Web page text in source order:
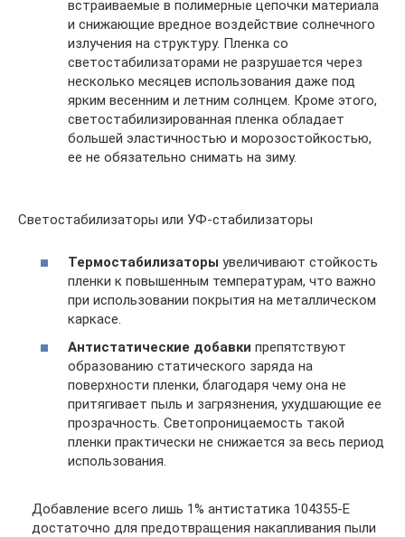
встраиваемые в полимерные цепочки материала
и снижающие вредное воздействие солнечного
излучения на структуру. Пленка со
светостабилизаторами не разрушается через
несколько месяцев использования даже под
ярким весенним и летним солнцем. Кроме этого,
светостабилизированная пленка обладает
большей эластичностью и морозостойкостью,
ее не обязательно снимать на зиму.
Светостабилизаторы или УФ-стабилизаторы
Термостабилизаторы увеличивают стойкость
пленки к повышенным температурам, что важно
при использовании покрытия на металлическом
каркасе.
Антистатические добавки препятствуют
образованию статического заряда на
поверхности пленки, благодаря чему она не
притягивает пыль и загрязнения, ухудшающие ее
прозрачность. Светопроницаемость такой
пленки практически не снижается за весь период
использования.
Добавление всего лишь 1% антистатика 104355-E
достаточно для предотвращения накапливания пыли